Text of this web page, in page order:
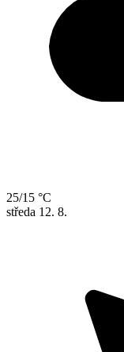
25/15 °C
středa 12. 8.